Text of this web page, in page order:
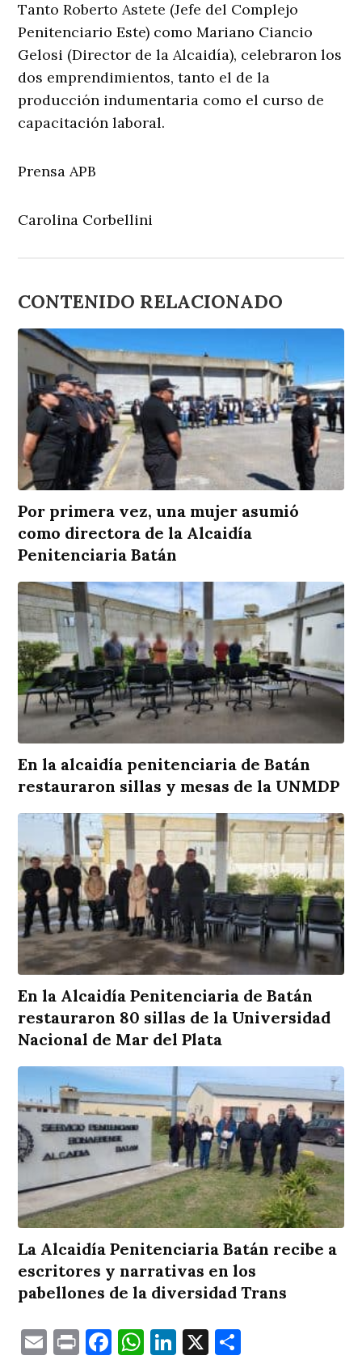
Tanto Roberto Astete (Jefe del Complejo
Penitenciario Este) como Mariano Ciancio
Gelosi (Director de la Alcaidía), celebraron los
dos emprendimientos, tanto el de la
producción indumentaria como el curso de
capacitación laboral.
Prensa APB
Carolina Corbellini
CONTENIDO RELACIONADO
Por primera vez, una mujer asumió
como directora de la Alcaidía
Penitenciaria Batán
En la alcaidía penitenciaria de Batán
restauraron sillas y mesas de la UNMDP
En la Alcaidía Penitenciaria de Batán
restauraron 80 sillas de la Universidad
Nacional de Mar del Plata
La Alcaidía Penitenciaria Batán recibe a
escritores y narrativas en los
pabellones de la diversidad Trans
EmailPrintFacebook
WhatsApp
LinkedIn
X